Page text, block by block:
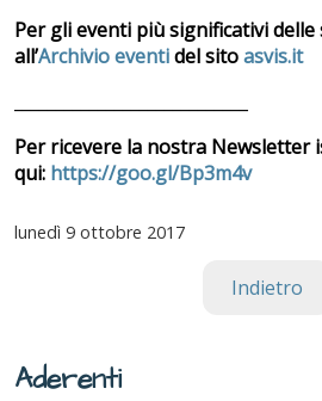
Per gli eventi più significativi
all’Archivio eventidel sitoasvis.it
Per ricevere la nostra Newsletter
qui: https://goo.gl/Bp3m4v
lunedì 9 ottobre 2017
Indietro
Aderenti